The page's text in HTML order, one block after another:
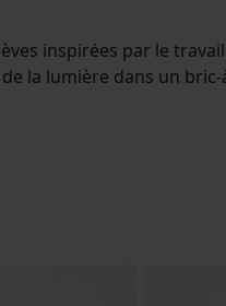
inspirées par le
la lumière dans un